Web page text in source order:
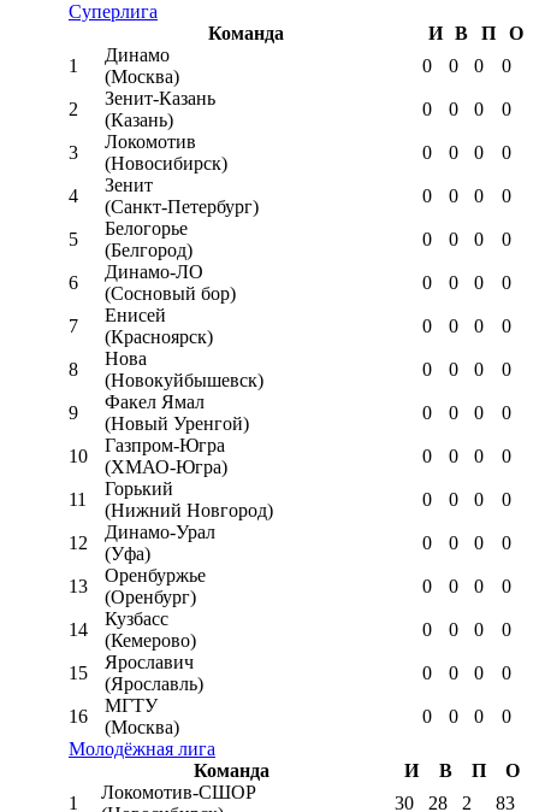
Суперлига
Команда
И В П
О
1
Динамо
(Москва)
0 0 0 0
2
Зенит-Казань
(Казань)
0 0 0 0
3
Локомотив
(Новосибирск)
0 0 0 0
4
Зенит
(Санкт-Петербург)
0 0 0 0
5
Белогорье
(Белгород)
0 0 0 0
6
Динамо-ЛО
(Сосновый бор)
0 0 0 0
7
Енисей
(Красноярск)
0 0 0 0
8
Нова
(Новокуйбышевск)
0 0 0 0
9
Факел Ямал
(Новый Уренгой)
0 0 0 0
10
Газпром-Югра
(ХМАО-Югра)
0 0 0 0
11
Горький
(Нижний Новгород)
0 0 0 0
12
Динамо-Урал
(Уфа)
0 0 0 0
13
Оренбуржье
(Оренбург)
0 0 0 0
14
Кузбасс
(Кемерово)
0 0 0 0
15
Ярославич
(Ярославль)
0 0 0 0
16
МГТУ
(Москва)
0 0 0
0
Молодёжная лига
Команда
И В П
О
1
Локомотив-CШОР
30 28 2 83